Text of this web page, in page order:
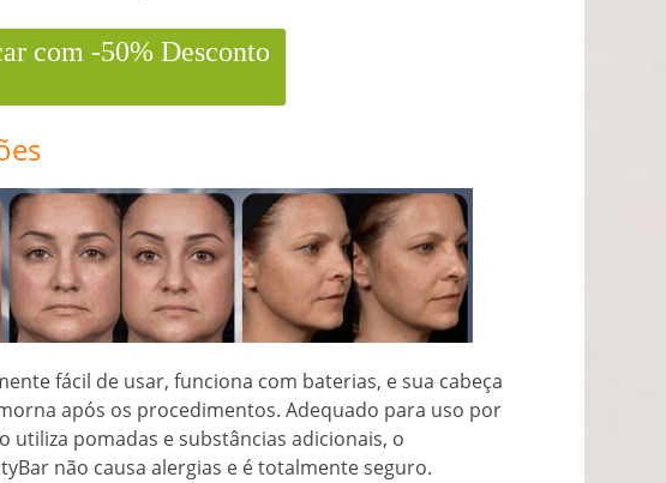
com -50% Desconto
fácil de usar, funciona com baterias, e sua cabeça
após os procedimentos. Adequado para uso por
utiliza pomadas e substâncias adicionais, o
não causa alergias e é totalmente seguro.